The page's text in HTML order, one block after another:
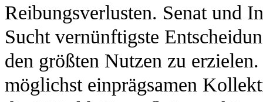
Reibungsverlusten. Senat und
Sucht vernünftigste
den größten Nutzen zu
möglichst einprägsamen